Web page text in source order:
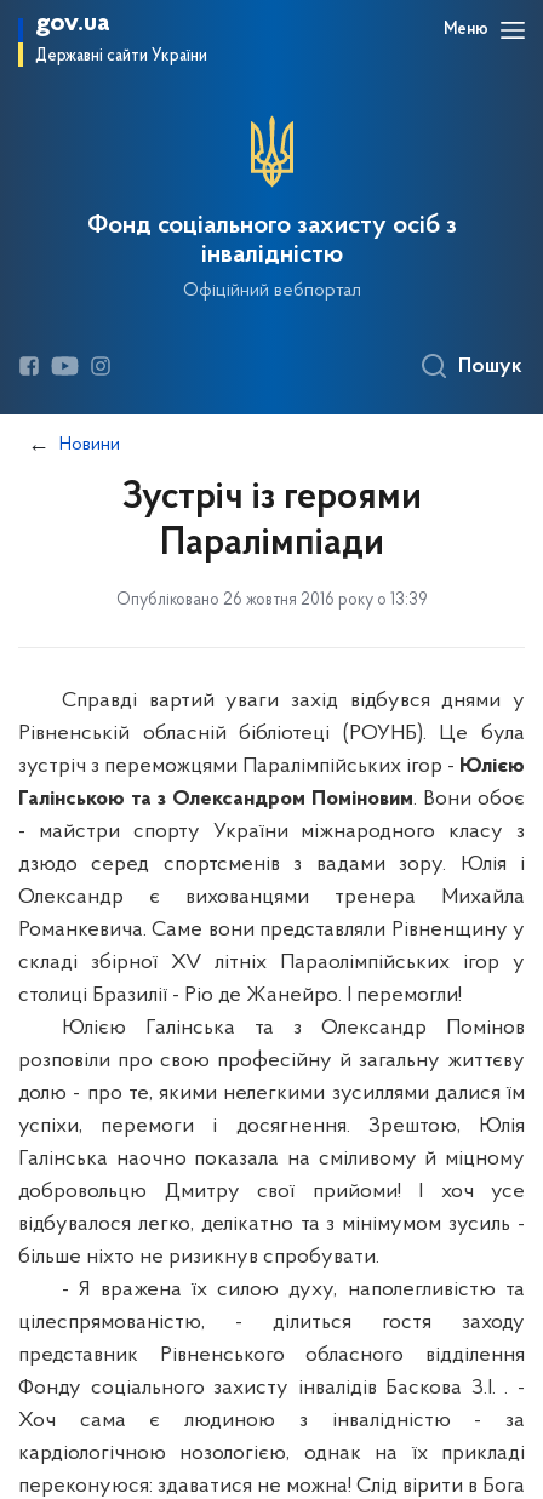
gov.ua
Державні сайти України
Меню
Фонд соціального захисту осіб з
інвалідністю
Офіційний вебпортал
Пошук
Новини
Зустріч із героями
Паралімпіади
Опубліковано 26 жовтня 2016 року о 13:39
Справді вартий уваги захід відбувся днями у
Рівненській обласній бібліотеці (РОУНБ). Це була
зустріч з переможцями Паралімпійських ігор - Юлією
Галінською та з Олександром Поміновим. Вони обоє
- майстри спорту України міжнародного класу з
дзюдо серед спортсменів з вадами зору. Юлія і
Олександр є вихованцями тренера Михайла
Романкевича. Саме вони представляли Рівненщину у
складі збірної XV літніх Параолімпійських ігор у
столиці Бразилії - Ріо де Жанейро. І перемогли!
Юлією Галінська та з Олександр Помінов
розповіли про свою професійну й загальну життєву
долю - про те, якими нелегкими зусиллями далися їм
успіхи, перемоги і досягнення. Зрештою, Юлія
Галінська наочно показала на сміливому й міцному
добровольцю Дмитру свої прийоми! І хоч усе
відбувалося легко, делікатно та з мінімумом зусиль -
більше ніхто не ризикнув спробувати.
- Я вражена їх силою духу, наполегливістю та
цілеспрямованістю, - ділиться гостя заходу
представник Рівненського обласного відділення
Фонду соціального захисту інвалідів Баскова З.І. . -
Хоч сама є людиною з інвалідністю - за
кардіологічною нозологією, однак на їх прикладі
переконуюся: здаватися не можна! Слід вірити в Бога